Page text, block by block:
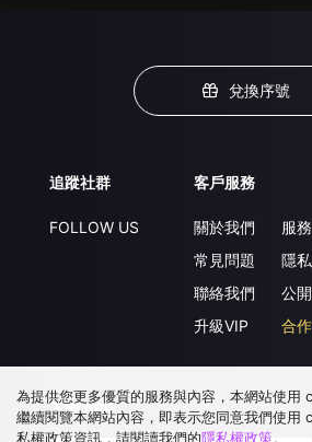
兌換序號
追蹤社群
FOLLOW US
客戶服務
關於我們
常見問題
聯絡我們
升級VIP
服
隱
公
合
下載 APP
為提供您更多優質的服務與內容，本網站使用
繼續閱覽本網站內容，即表示您同意我們使用
私權政策資訊，請閱讀我們的隱私權政策。